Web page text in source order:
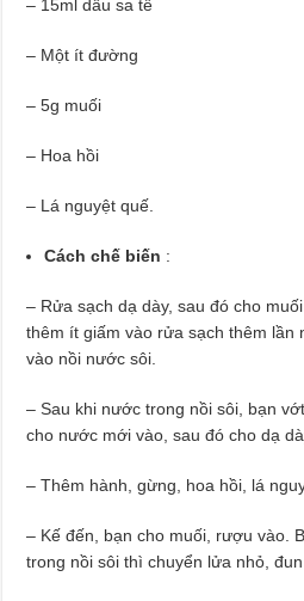
– 15ml dầu sa tế
– Một ít đường
– 5g muối
– Hoa hồi
– Lá nguyệt quế.
Cách chế biến :
– Rửa sạch dạ dày, sau đó cho
thêm ít giấm vào rửa sạch thêm lần
vào nồi nước sôi.
– Sau khi nước trong nồi sôi, bạn
cho nước mới vào, sau đó cho dạ
– Thêm hành, gừng, hoa hồi, lá
– Kế đến, bạn cho muối, rượu vào.
trong nồi sôi thì chuyển lửa nhỏ,